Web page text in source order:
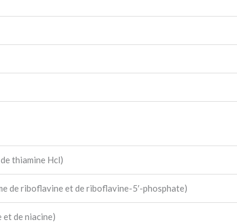
thiamine Hcl)
de riboflavine et de riboflavine-5′-phosphate)
et de niacine)